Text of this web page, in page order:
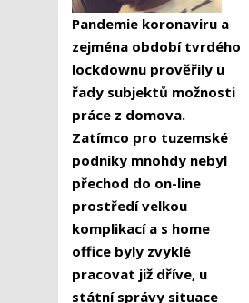
Pandemie koronaviru a
zejména období tvrdého
lockdownu prověřily u
řady subjektů možnosti
práce z domova.
Zatímco pro tuzemské
podniky mnohdy nebyl
přechod do on-line
prostředí velkou
komplikací a s home
office byly zvyklé
pracovat již dříve, u
státní správy situace